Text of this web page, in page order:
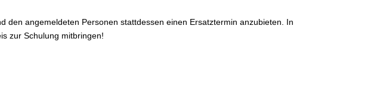
den angemeldeten Personen stattdessen einen Ersatztermin anzubieten. In
zur Schulung mitbringen!